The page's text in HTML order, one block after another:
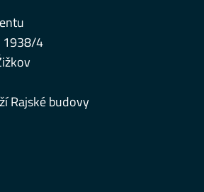
1938/4
Rajské budovy